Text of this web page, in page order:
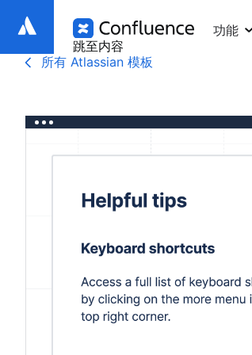
跳至内容
功能
所有 Atlassian 模板